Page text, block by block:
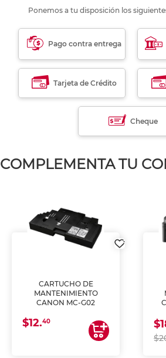
Ponemos a tu disposición los
Pago contra entrega
Tarjeta de Crédito
Cheque
COMPLEMENTA TU
CARTUCHO DE
MANTENIMIENTO
CANON MC-G02
$12.40